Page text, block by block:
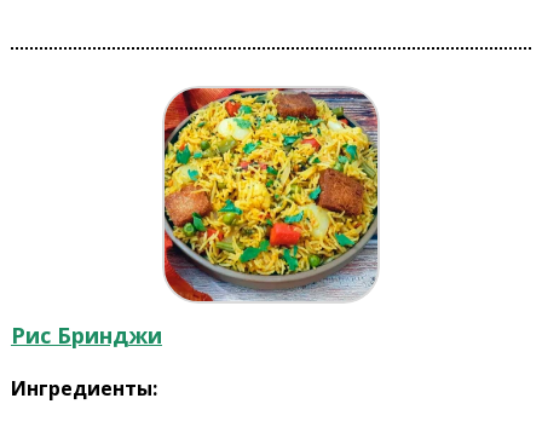
Рис Бринджи
Ингредиенты: